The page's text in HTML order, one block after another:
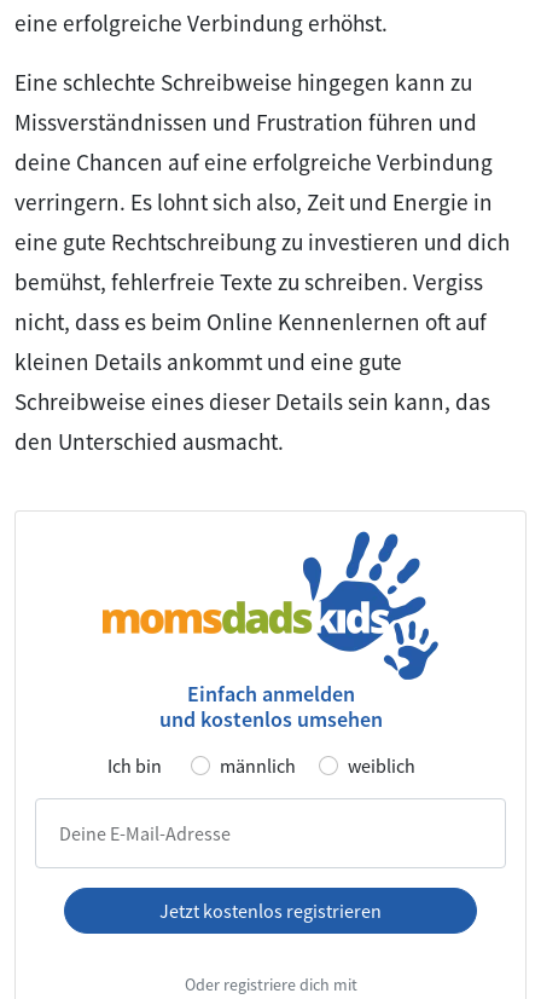
eine erfolgreiche Verbindung erhöhst.
Eine schlechte Schreibweise hingegen kann zu
Missverständnissen und Frustration führen und
deine Chancen auf eine erfolgreiche Verbindung
verringern. Es lohnt sich also, Zeit und Energie in
eine gute Rechtschreibung zu investieren und dich
bemühst, fehlerfreie Texte zu schreiben. Vergiss
nicht, dass es beim Online Kennenlernen oft auf
kleinen Details ankommt und eine gute
Schreibweise eines dieser Details sein kann, das
den Unterschied ausmacht.
Einfach anmelden
und kostenlos umsehen
Ich bin männlich weiblich
Deine E-Mail-Adresse
Jetzt kostenlos registrieren
Oder registriere dich mit